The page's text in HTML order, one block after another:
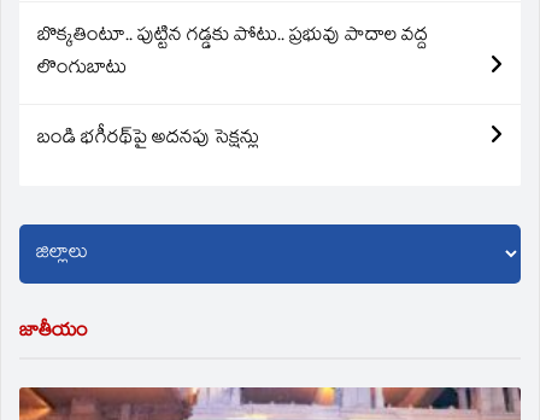
బొక్కతింటూ.. పుట్టిన గడ్డకు పోటు.. ప్రభువు పాదాల వద్ద
లొంగుబాటు
బండి భగీరథ్‌పై అదనపు సెక్షన్లు
జాతీయం